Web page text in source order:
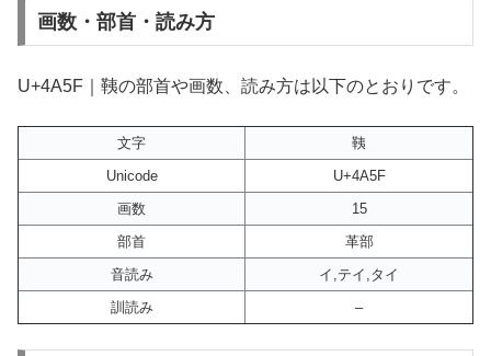
画数・部首・読み方
U+4A5F｜䩟の部首や画数、読み方は以下のとおりです。
文字
䩟
Unicode
U+4A5F
画数
15
部首
革部
音読み
イ,テイ,タイ
訓読み
–